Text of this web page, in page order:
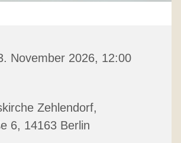
November 2026, 12:00
Zehlendorf,
6, 14163 Berlin